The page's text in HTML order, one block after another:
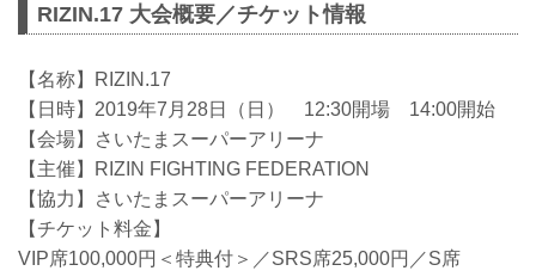
RIZIN.17 大会概要／チケット情報
【名称】RIZIN.17
【日時】2019年7月28日（日） 12:30開場 14:00開始
【会場】さいたまスーパーアリーナ
【主催】RIZIN FIGHTING FEDERATION
【協力】さいたまスーパーアリーナ
【チケット料金】
VIP席100,000円＜特典付＞／SRS席25,000円／S席